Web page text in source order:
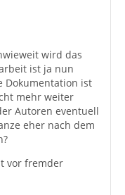
wird das
ist ja nun
Dokumentation ist
mehr weiter
Autoren eventuell
eher nach dem
vor fremder